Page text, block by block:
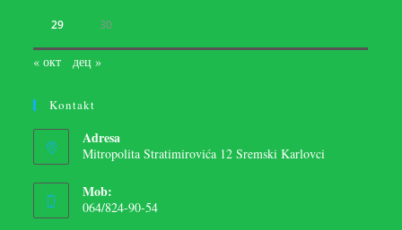
29 30
« окт дец »
Kontakt
Adresa
Mitropolita Stratimirovića 12 Sremski Karlovci
Mob:
064/824-90-54